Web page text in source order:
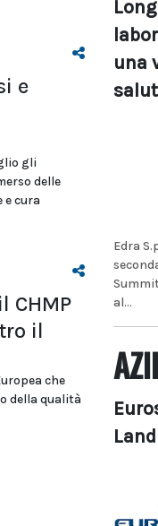
e
gli
delle
e cura
CHMP
il
che
della qualità
una
Edra
al...